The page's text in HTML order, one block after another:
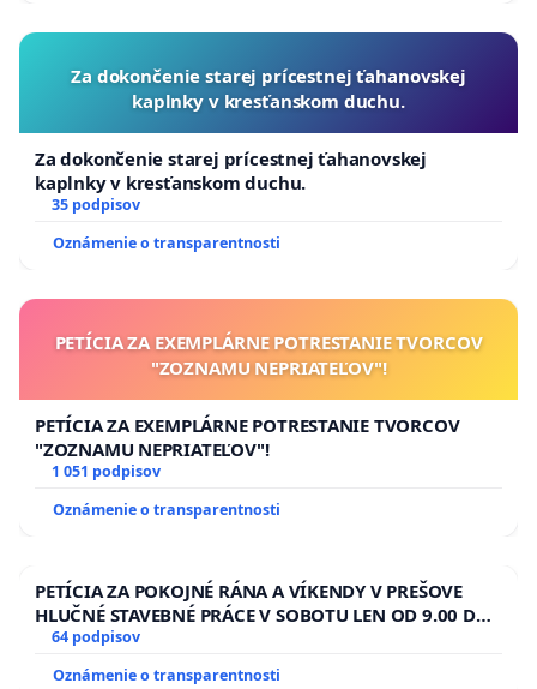
Za dokončenie starej prícestnej ťahanovskej
kaplnky v kresťanskom duchu.
Za dokončenie starej prícestnej ťahanovskej
kaplnky v kresťanskom duchu.
35 podpisov
Oznámenie o transparentnosti
PETÍCIA ZA EXEMPLÁRNE POTRESTANIE TVORCOV
"ZOZNAMU NEPRIATEĽOV"!
PETÍCIA ZA EXEMPLÁRNE POTRESTANIE TVORCOV
"ZOZNAMU NEPRIATEĽOV"!
1 051 podpisov
Oznámenie o transparentnosti
PETÍCIA ZA POKOJNÉ RÁNA A VÍKENDY V PREŠOVE
HLUČNÉ STAVEBNÉ PRÁCE V SOBOTU LEN OD 9.00 DO
13.00 HOD., CEZ PRACOVNÝ TÝŽDEŇ CIEĽ 8.00 – 18.00
64 podpisov
Oznámenie o transparentnosti